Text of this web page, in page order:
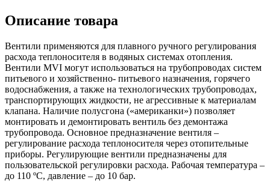
Описание товара
Вентили применяются для плавного ручного регулирования
расхода теплоносителя в водяных системах отопления.
Вентили MVI могут использоваться на трубопроводах систем
питьевого и хозяйственно- питьевого назначения, горячего
водоснабжения, а также на технологических трубопроводах,
транспортирующих жидкости, не агрессивные к материалам
клапана. Наличие полусгона («американки») позволяет
монтировать и демонтировать вентиль без демонтажа
трубопровода. Основное предназначение вентиля –
регулирование расхода теплоносителя через отопительные
приборы. Регулирующие вентили предназначены для
пользовательской регулировки расхода. Рабочая температура –
до 110 ºС, давление – до 10 бар.